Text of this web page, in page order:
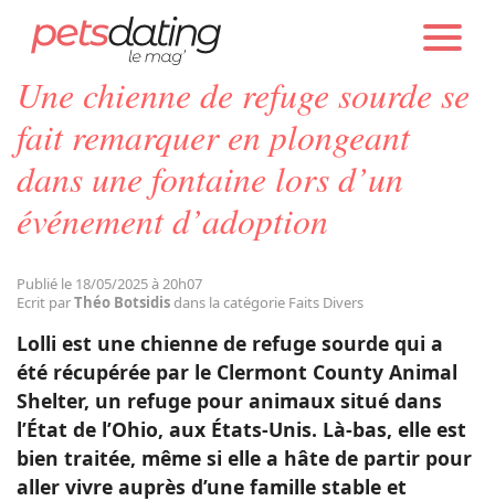
Chien
Chat
Sauvetages
PETS DATING ACTUALITÉS FAITS DIVERS
Une chienne de refuge sourde se
fait remarquer en plongeant
dans une fontaine lors d’un
événement d’adoption
Publié le 18/05/2025 à 20h07
Ecrit parThéo Botsidisdans la catégorie Faits Divers
Lolli est une chienne de refuge sourde qui a
été récupérée par le Clermont County Animal
Shelter, un refuge pour animaux situé dans
l’État de l’Ohio, aux États-Unis. Là-bas, elle est
bien traitée, même si elle a hâte de partir pour
aller vivre auprès d’une famille stable et